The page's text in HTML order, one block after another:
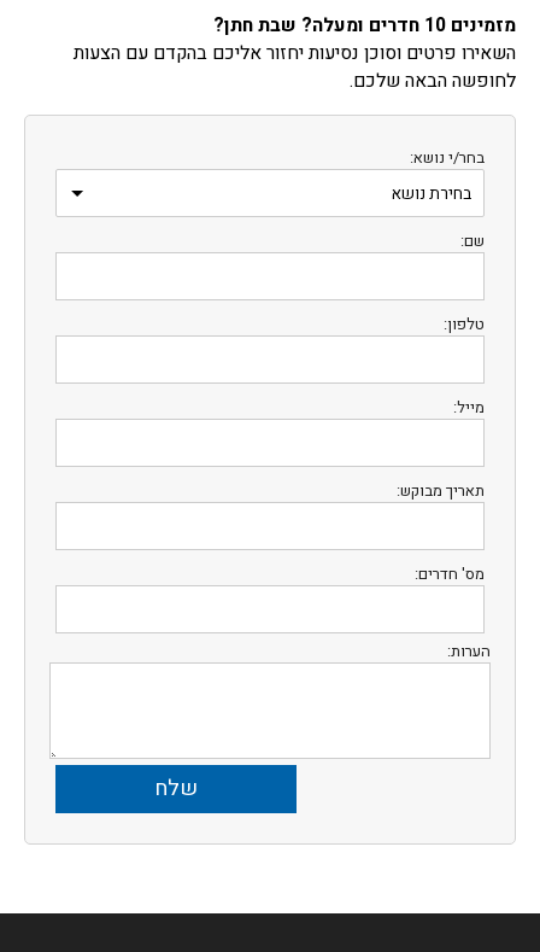
מזמינים 10 חדרים ומעלה? שבת חתן?
השאירו פרטים וסוכן נסיעות יחזור אליכם בהקדם עם הצעות
לחופשה הבאה שלכם.
בחר/י נושא:
שם:
טלפון:
מייל:
תאריך מבוקש:
מס' חדרים:
הערות: